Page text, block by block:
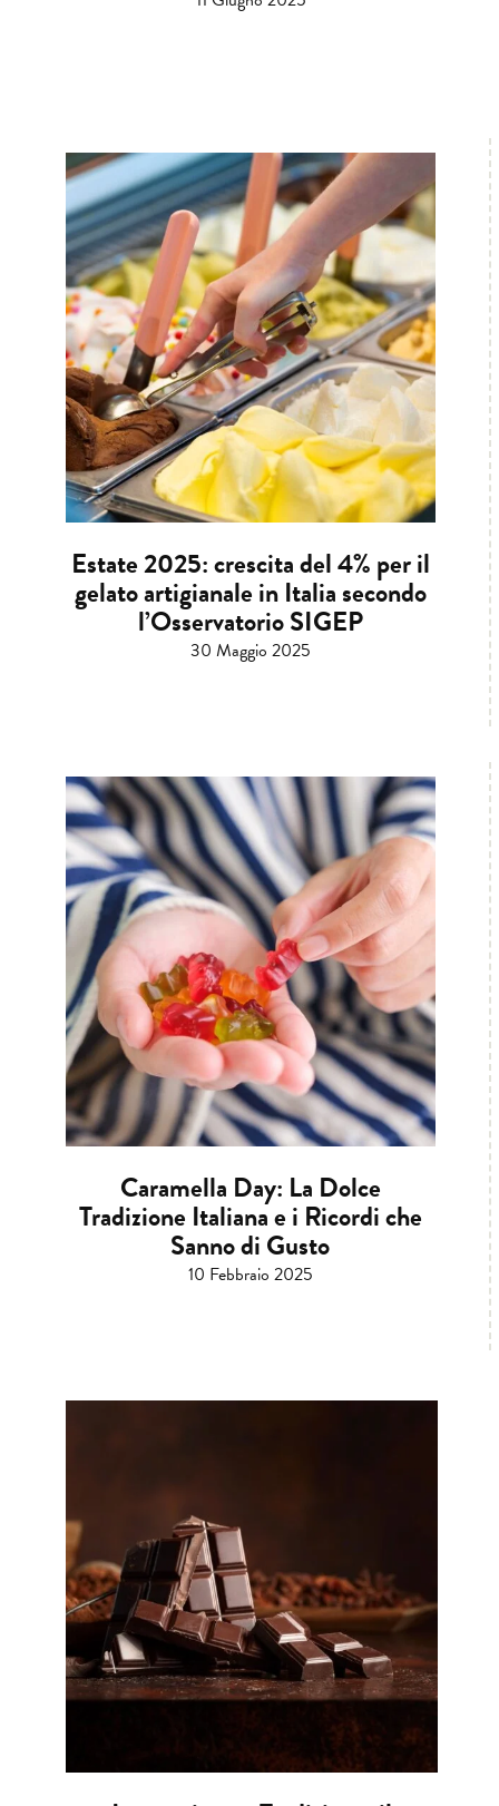
Estate 2025: crescita del 4% per il
gelato artigianale in Italia secondo
l’Osservatorio SIGEP
30 Maggio 2025
Caramella Day: La Dolce
Tradizione Italiana e i Ricordi che
Sanno di Gusto
10 Febbraio 2025